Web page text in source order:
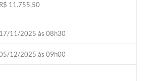
R$ 11.755,50
17/11/2025 às 08h30
12/2025 às 09h00